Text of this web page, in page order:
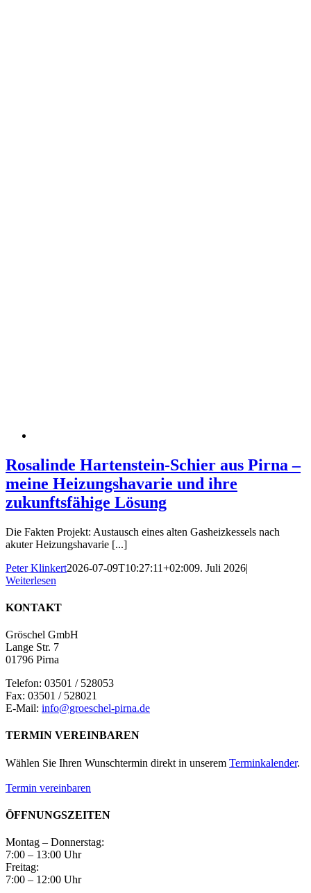
Rosalinde Hartenstein-Schier aus Pirna –
meine Heizungshavarie und ihre
zukunftsfähige Lösung
Die Fakten Projekt: Austausch eines alten Gasheizkessels nach
akuter Heizungshavarie [...]
Peter Klinkert2026-07-09T10:27:11+02:009. Juli 2026|
Weiterlesen
KONTAKT
Gröschel GmbH
Lange Str. 7
01796 Pirna
Telefon: 03501 / 528053
Fax: 03501 / 528021
E-Mail: info@groeschel-pirna.de
TERMIN VEREINBAREN
Wählen Sie Ihren Wunschtermin direkt in unserem Terminkalender.
Termin vereinbaren
ÖFFNUNGSZEITEN
Montag – Donnerstag:
7:00 – 13:00 Uhr
Freitag:
7:00 – 12:00 Uhr